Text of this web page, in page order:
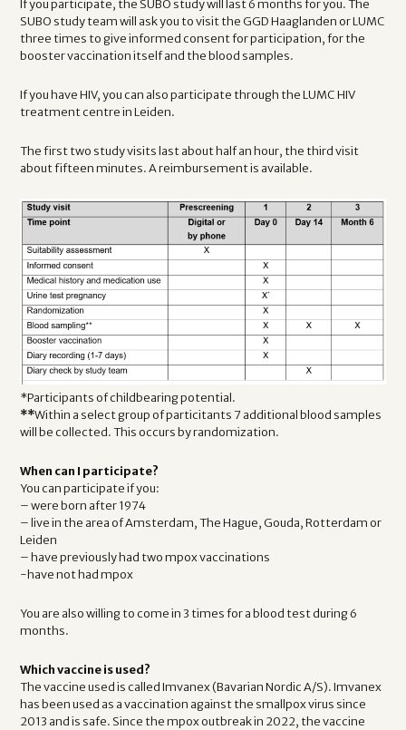
If you participate, the SUBO study will last 6 months for you. The
SUBO study team will ask you to visit the GGD Haaglanden or LUMC
three times to give informed consent for participation, for the
booster vaccination itself and the blood samples.
If you have HIV, you can also participate through the LUMC HIV
treatment centre in Leiden.
The first two study visits last about half an hour, the third visit
about fifteen minutes. A reimbursement is available.
*Participants of childbearing potential.
**Within a select group of particitants 7 additional blood samples
will be collected. This occurs by randomization.
When can I participate?
You can participate if you:
– were born after 1974
– live in the area of Amsterdam, The Hague, Gouda, Rotterdam or
Leiden
– have previously had two mpox vaccinations
-have not had mpox
You are also willing to come in 3 times for a blood test during 6
months.
Which vaccine is used?
The vaccine used is called Imvanex (Bavarian Nordic A/S). Imvanex
has been used as a vaccination against the smallpox virus since
2013 and is safe. Since the mpox outbreak in 2022, the vaccine